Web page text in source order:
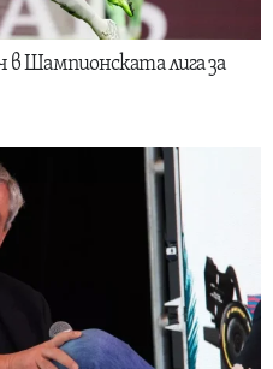
в Шампионската лига за